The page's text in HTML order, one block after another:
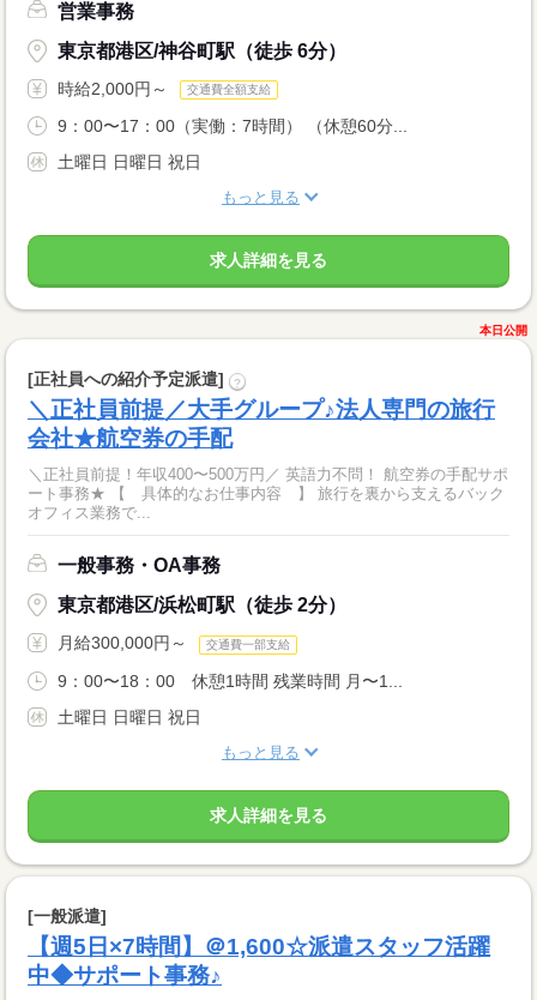
営業事務
東京都港区/神谷町駅（徒歩 6分）
時給2,000円～ 交通費全額支給
9：00〜17：00（実働：7時間） （休憩60分...
土曜日 日曜日 祝日
もっと見る
求人詳細を見る
本日公開
[正社員への紹介予定派遣] ?
＼正社員前提／大手グループ♪法人専門の旅行
会社★航空券の手配
＼正社員前提！年収400〜500万円／ 英語力不問！ 航空券の手配サポ
ート事務★ 【 具体的なお仕事内容 】 旅行を裏から支えるバック
オフィス業務で...
一般事務・OA事務
東京都港区/浜松町駅（徒歩 2分）
月給300,000円～ 交通費一部支給
9：00〜18：00 休憩1時間 残業時間 月〜1...
土曜日 日曜日 祝日
もっと見る
求人詳細を見る
[一般派遣]
【週5日×7時間】＠1,600☆派遣スタッフ活躍
中◆サポート事務♪